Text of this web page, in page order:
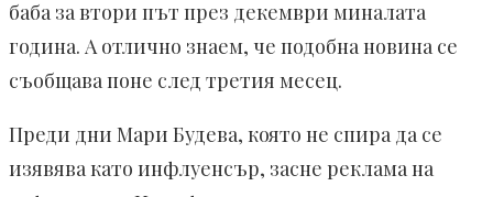
баба за втори път през декември миналата
година. А отлично знаем, че подобна новина се
съобщава поне след третия месец.
Преди дни Мари Будева, която не спира да се
изявява като инфлуенсър, засне реклама на